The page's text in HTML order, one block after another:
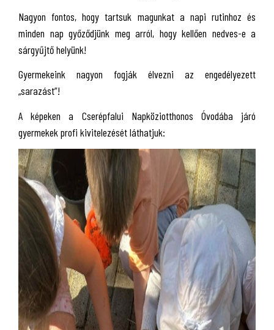
Nagyon fontos, hogy tartsuk magunkat a napi rutinhoz és
minden nap győződjünk meg arról, hogy kellően nedves-e a
sárgyűjtő helyünk!
Gyermekeink nagyon fogják élvezni az engedélyezett
„sarazást”!
A képeken a Cserépfalui Napköziotthonos Óvodába járó
gyermekek profi kivitelezését láthatjuk: